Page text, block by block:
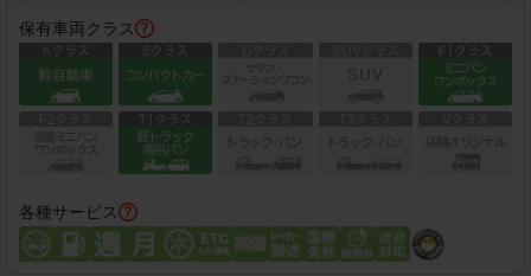
保有車両クラス
各種サービス